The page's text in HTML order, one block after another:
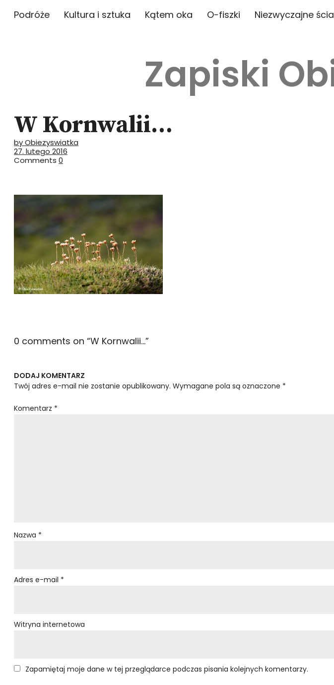
Podróże Kultura i sztuka Kątem oka O-fiszki Niezwyczajne
Zapiski
W Kornwalii…
by Obiezyswiatka
27. lutego 2016
Comments 0
0 comments on “W Kornwalii…”
DODAJ KOMENTARZ
Twój adres e-mail nie zostanie opublikowany. Wymagane pola są oznaczone *
Komentarz *
Nazwa *
Adres e-mail *
Witryna internetowa
Zapamiętaj moje dane w tej przeglądarce podczas pisania kolejnych komentarzy.